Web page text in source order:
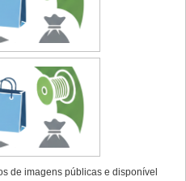
de imagens públicas e disponível